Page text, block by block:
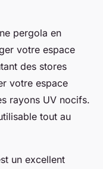
pergola en
votre espace
des stores
votre espace
rayons UV nocifs.
tout au
un excellent